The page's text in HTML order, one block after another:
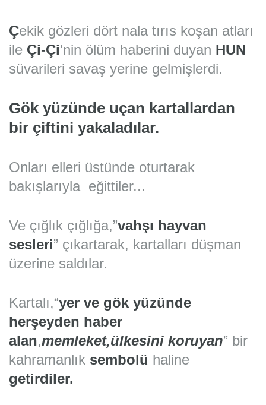
Çekik gözleri dört nala tırıs koşan atları
ile Çi-Çi'nin ölüm haberini duyan HUN
süvarileri savaş yerine gelmişlerdi.
Gök yüzünde uçan kartallardan
bir çiftini yakaladılar.
Onları elleri üstünde oturtarak
bakışlarıyla eğittiler...
Ve çığlık çığlığa,”vahşı hayvan
sesleri” çıkartarak, kartalları düşman
üzerine saldılar.
Kartalı,“yer ve gök yüzünde
herşeyden haber
alan,memleket,ülkesini koruyan” bir
kahramanlık sembolü haline
getirdiler.